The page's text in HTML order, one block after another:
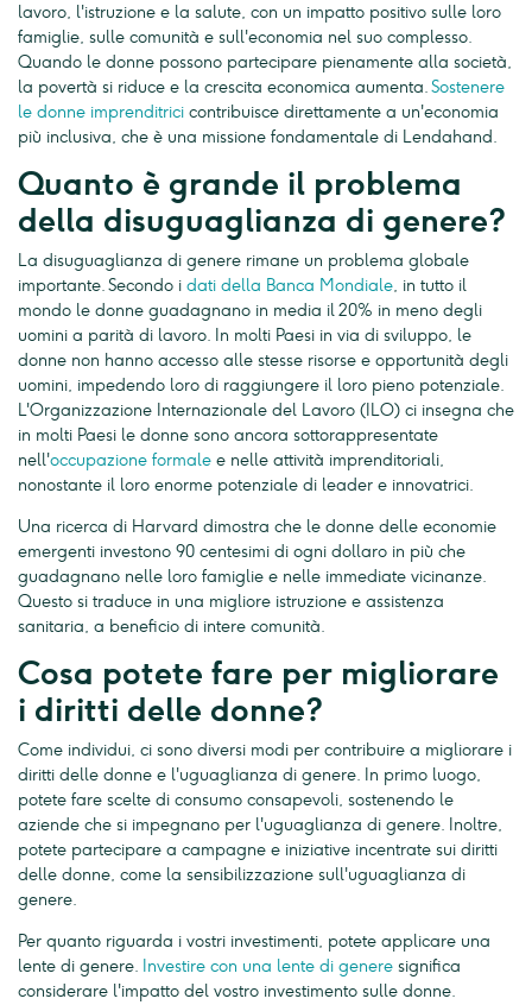
lavoro, l'istruzione e la salute, con un impatto positivo sulle loro
famiglie, sulle comunità e sull'economia nel suo complesso.
Quando le donne possono partecipare pienamente alla società,
la povertà si riduce e la crescita economica aumenta.Sostenere
le donne imprenditrici contribuisce direttamente a un'economia
più inclusiva, che è una missione fondamentale di Lendahand.
Quanto è grande il problema
della disuguaglianza di genere?
La disuguaglianza di genere rimane un problema globale
importante. Secondo i dati della Banca Mondiale, in tutto il
mondo le donne guadagnano in media il 20% in meno degli
uomini a parità di lavoro. In molti Paesi in via di sviluppo, le
donne non hanno accesso alle stesse risorse e opportunità degli
uomini, impedendo loro di raggiungere il loro pieno potenziale.
L'Organizzazione Internazionale del Lavoro (ILO) ci insegna che
in molti Paesi le donne sono ancora sottorappresentate
nell'occupazione formale e nelle attività imprenditoriali,
nonostante il loro enorme potenziale di leader e innovatrici.
Una ricerca di Harvard dimostra che le donne delle economie
emergenti investono 90 centesimi di ogni dollaro in più che
guadagnano nelle loro famiglie e nelle immediate vicinanze.
Questo si traduce in una migliore istruzione e assistenza
sanitaria, a beneficio di intere comunità.
Cosa potete fare per migliorare
i diritti delle donne?
Come individui, ci sono diversi modi per contribuire a migliorare i
diritti delle donne e l'uguaglianza di genere. In primo luogo,
potete fare scelte di consumo consapevoli, sostenendo le
aziende che si impegnano per l'uguaglianza di genere. Inoltre,
potete partecipare a campagne e iniziative incentrate sui diritti
delle donne, come la sensibilizzazione sull'uguaglianza di
genere.
Per quanto riguarda i vostri investimenti, potete applicare una
lente di genere. Investire con una lente di genere significa
considerare l'impatto del vostro investimento sulle donne.